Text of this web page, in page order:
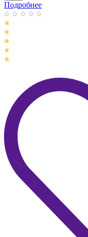
Подробнее